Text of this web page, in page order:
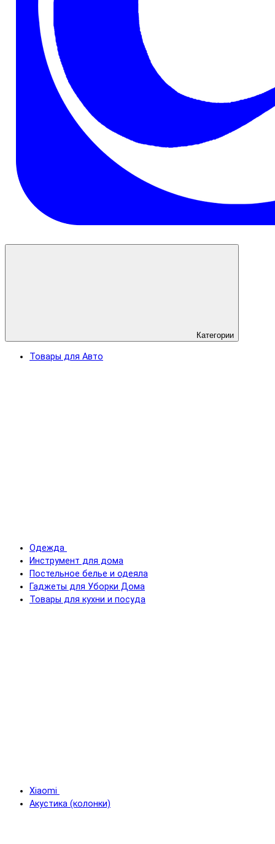
Категории
Товары для Авто
Одежда
Инструмент для дома
Постельное белье и одеяла
Гаджеты для Уборки Дома
Товары для кухни и посуда
Xiaomi
Акустика (колонки)